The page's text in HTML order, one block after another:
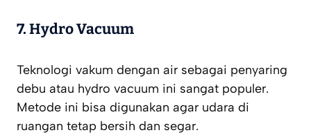
7. Hydro Vacuum
Teknologi vakum dengan air sebagai penyaring
debu atau hydro vacuum ini sangat populer.
Metode ini bisa digunakan agar udara di
ruangan tetap bersih dan segar.